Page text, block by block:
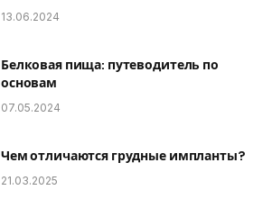
13.06.2024
Белковая пища: путеводитель по
основам
07.05.2024
Чем отличаются грудные импланты?
21.03.2025